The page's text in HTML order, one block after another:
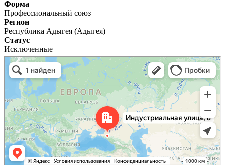
Форма
Профессиональный союз
Регион
Республика Адыгея (Адыгея)
Статус
Исключенные